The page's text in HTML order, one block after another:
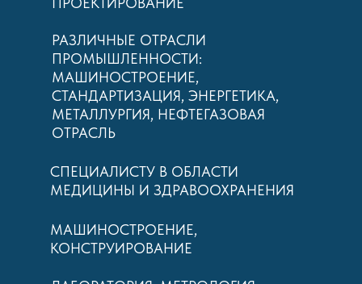
РАЗЛИЧНЫЕ ОТРАСЛИ
ПРОМЫШЛЕННОСТИ:
МАШИНОСТРОЕНИЕ,
СТАНДАРТИЗАЦИЯ, ЭНЕРГЕТИКА,
МЕТАЛЛУРГИЯ, НЕФТЕГАЗОВАЯ
ОТРАСЛЬ
СПЕЦИАЛИСТУ В ОБЛАСТИ
МЕДИЦИНЫ И ЗДРАВООХРАНЕНИЯ
МАШИНОСТРОЕНИЕ,
КОНСТРУИРОВАНИЕ